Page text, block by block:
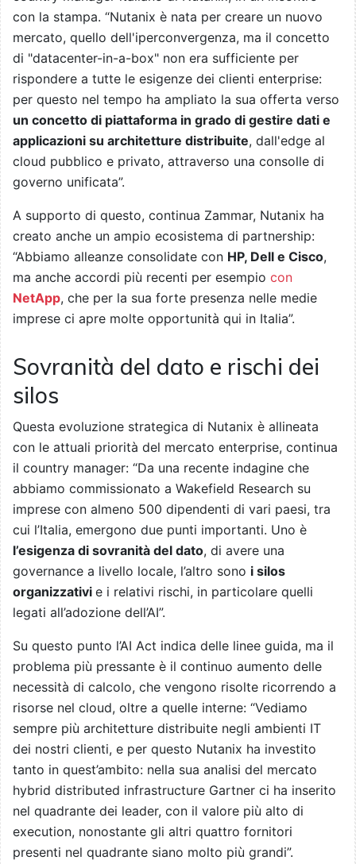
con la stampa. “Nutanix è nata per creare un nuovo
mercato, quello dell'iperconvergenza, ma il concetto
di "datacenter-in-a-box" non era sufficiente per
rispondere a tutte le esigenze dei clienti enterprise:
per questo nel tempo ha ampliato la sua offerta verso
un concetto di piattaforma in grado di gestire dati e
applicazioni su architetture distribuite, dall'edge al
cloud pubblico e privato, attraverso una consolle di
governo unificata”.
A supporto di questo, continua Zammar, Nutanix ha
creato anche un ampio ecosistema di partnership:
“Abbiamo alleanze consolidate con HP, Dell e Cisco,
ma anche accordi più recenti per esempio con
NetApp, che per la sua forte presenza nelle medie
imprese ci apre molte opportunità qui in Italia”.
Sovranità del dato e rischi dei
silos
Questa evoluzione strategica di Nutanix è allineata
con le attuali priorità del mercato enterprise, continua
il country manager: “Da una recente indagine che
abbiamo commissionato a Wakefield Research su
imprese con almeno 500 dipendenti di vari paesi, tra
cui l’Italia, emergono due punti importanti. Uno è
l’esigenza di sovranità del dato, di avere una
governance a livello locale, l’altro sono i silos
organizzativi e i relativi rischi, in particolare quelli
legati all’adozione dell’AI”.
Su questo punto l’AI Act indica delle linee guida, ma il
problema più pressante è il continuo aumento delle
necessità di calcolo, che vengono risolte ricorrendo a
risorse nel cloud, oltre a quelle interne: “Vediamo
sempre più architetture distribuite negli ambienti IT
dei nostri clienti, e per questo Nutanix ha investito
tanto in quest’ambito: nella sua analisi del mercato
hybrid distributed infrastructure Gartner ci ha inserito
nel quadrante dei leader, con il valore più alto di
execution, nonostante gli altri quattro fornitori
presenti nel quadrante siano molto più grandi”.